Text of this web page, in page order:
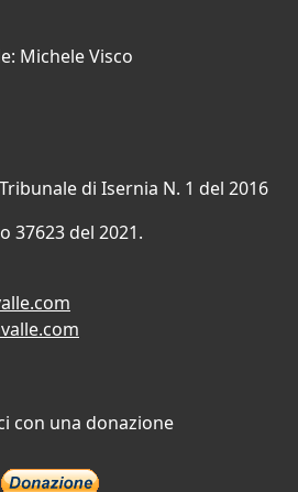
Michele Visco
di Isernia N. 1 del 2016
37623 del 2021.
con una donazione